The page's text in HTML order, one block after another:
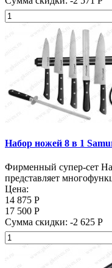
Набор ножей 8 в 1
Фирменный супер-сет
представляет
Цена:
14 875 Р
17 500 Р
Сумма скидки: -2 625 Р